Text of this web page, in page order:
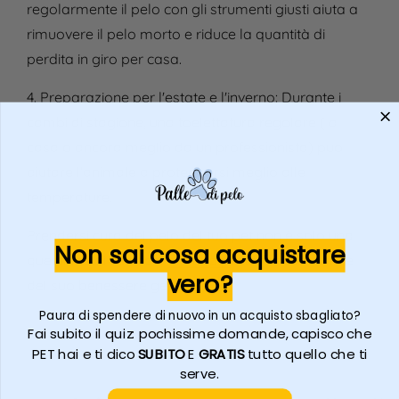
regolarmente il pelo con gli strumenti giusti aiuta a
rimuovere il pelo morto e riduce la quantità di
perdita in giro per casa.
4. Preparazione per l'estate e l'inverno:Durante i
aiutare l'animale a proteggersi meglio alle
Prendersi cura del pelo del tuo pet non è solo una
questione di estetica, ma una parte fondamentale
del suo benessere generale!
Non sai cosa acquistare
vero?
Paura di spendere di nuovo in un acquisto sbagliato?
Fai subito il quiz: pochissime domande, capisco che
PET hai e ti dicoSUBITOE GRATIStutto quello che ti
serve.